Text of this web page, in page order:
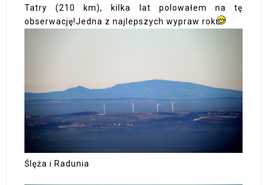
Tatry (210 km), kilka lat polowałem na tę
obserwację!Jedna z najlepszych wypraw roku!
Ślęża i Radunia